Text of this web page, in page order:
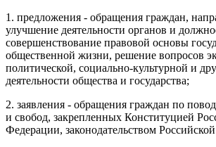
1. предложения - обращения граждан,
улучшение деятельности органов и
совершенствование правовой основы
общественной жизни, решение вопросов
политической, социально-культурной и
деятельности общества и государства;
2. заявления - обращения граждан по
и свобод, закрепленных Конституцией
Федерации, законодательством